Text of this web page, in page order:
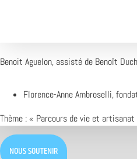
Benoit Aguelon, assisté de Benoît
Florence-Anne Ambroselli,
Thème : « Parcours de vie et
NOUS SOUTENIR